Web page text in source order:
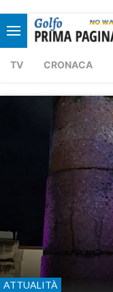
TV CRONACA
ATTUALITÀ